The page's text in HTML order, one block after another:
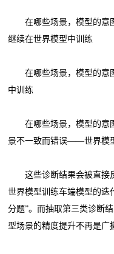
在哪些场景，模型的意
继续在世界模型中训练
在哪些场景，模型的意
中训练
在哪些场景，模型的意
景不一致而错误——世界模
这些诊断结果会被直接
世界模型训练车端模型的
分题”。而抽取第三类诊断
型场景的精度提升不再是广